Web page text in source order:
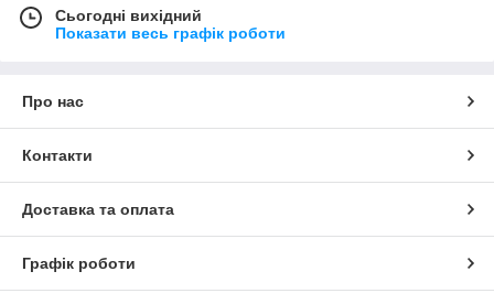
Сьогодні вихідний
Показати весь графік роботи
Про нас
Контакти
Доставка та оплата
Графік роботи